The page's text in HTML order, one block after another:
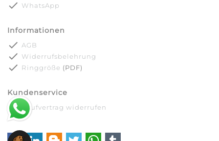
done WhatsApp
Informationen
done AGB
done Widerrufsbelehrung
done Ringgröße (PDF)
Kundenservice
done Kaufvertrag widerrufen